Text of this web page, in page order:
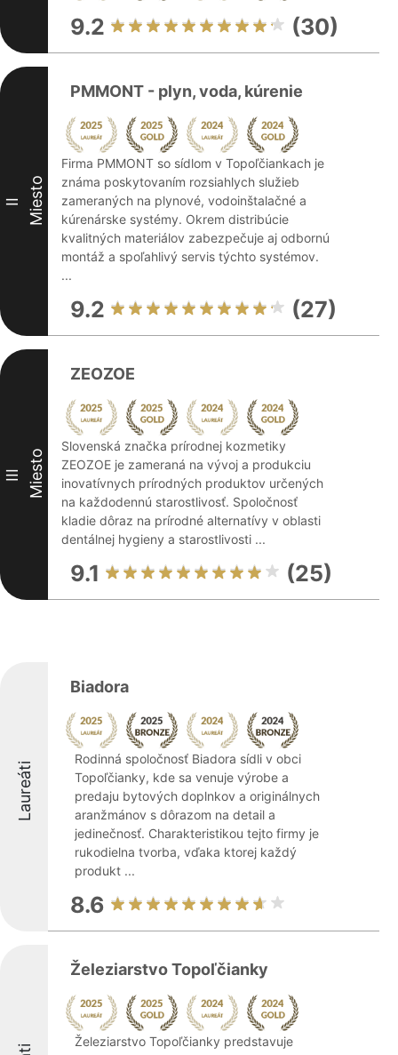
9.2 (30)
II Miesto
PMMONT - plyn, voda, kúrenie
Firma PMMONT so sídlom v Topoľčiankach je
známa poskytovaním rozsiahlych služieb
zameraných na plynové, vodoinštalačné a
kúrenárske systémy. Okrem distribúcie
kvalitných materiálov zabezpečuje aj odbornú
montáž a spoľahlivý servis týchto systémov.
...
9.2 (27)
III Miesto
ZEOZOE
Slovenská značka prírodnej kozmetiky
ZEOZOE je zameraná na vývoj a produkciu
inovatívnych prírodných produktov určených
na každodennú starostlivosť. Spoločnosť
kladie dôraz na prírodné alternatívy v oblasti
dentálnej hygieny a starostlivosti ...
9.1 (25)
Laureáti
Biadora
Rodinná spoločnosť Biadora sídli v obci
Topoľčianky, kde sa venuje výrobe a
predaju bytových doplnkov a originálnych
aranžmánov s dôrazom na detail a
jedinečnosť. Charakteristikou tejto firmy je
rukodielna tvorba, vďaka ktorej každý
produkt ...
8.6
Železiarstvo Topoľčianky
Železiarstvo Topoľčianky predstavuje